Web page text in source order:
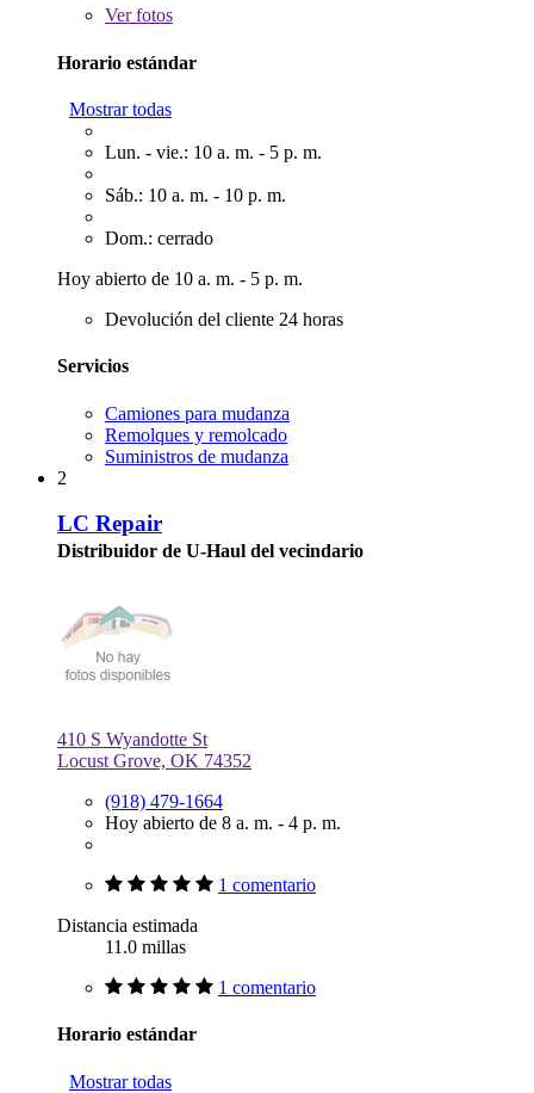
Verfotos
Horario estándar
Mostrar todas
Lun. - vie.: 10 a. m. - 5 p. m.
Sáb.: 10 a. m. - 10 p. m.
Dom.: cerrado
Hoy abierto de 10 a. m. - 5 p. m.
Devolución del cliente 24 horas
Servicios
Camiones para mudanza
Remolques y remolcado
Suministros de mudanza
2
LC Repair
Distribuidor de U-Haul del vecindario
410 S Wyandotte St
Locust Grove, OK 74352
(918) 479-1664
Hoy abierto de 8 a. m. - 4 p. m.
1 comentario
Distancia estimada
11.0 millas
1 comentario
Horario estándar
Mostrar todas